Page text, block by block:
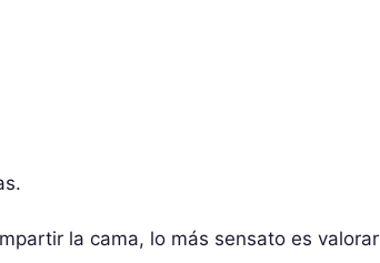
la cama, lo más sensato es valorar